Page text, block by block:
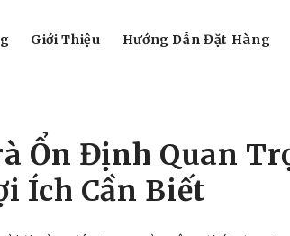
Giới Thiệu Hướng Dẫn Đặt Hàng
Ổn Định Quan
Ích Cần Biết